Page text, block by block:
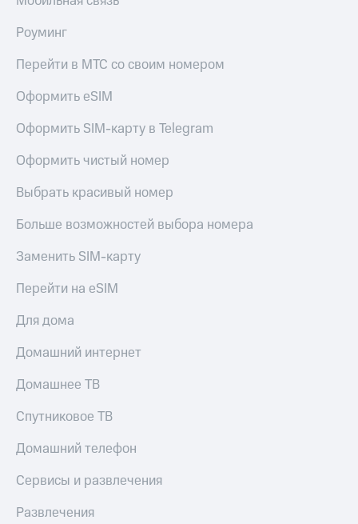
Роуминг
Перейти в МТС со своим номером
Оформить eSIM
Оформить SIM-карту в Telegram
Оформить чистый номер
Выбрать красивый номер
Больше возможностей выбора номера
Заменить SIM-карту
Перейти на eSIM
Для дома
Домашний интернет
Домашнее ТВ
Спутниковое ТВ
Домашний телефон
Сервисы и развлечения
Развлечения